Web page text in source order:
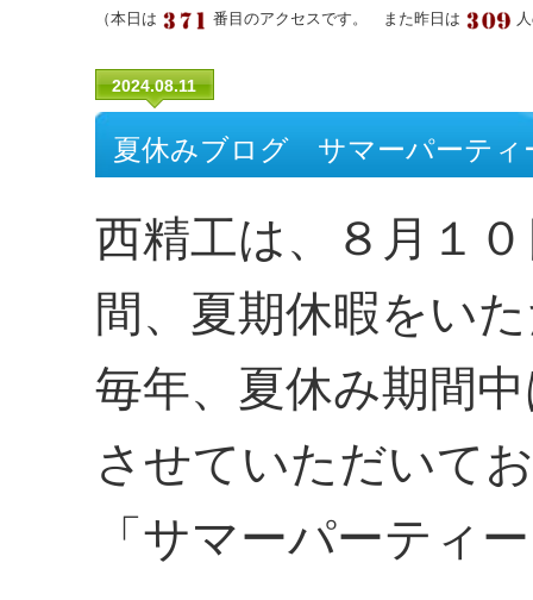
（本日は 番目のアクセスです。 また昨日は
2024.08.11
夏休みブログ サマーパーテ
西精工は、８月１
間、夏期休暇をい
毎年、夏休み期間
させていただいて
「サマーパーティ